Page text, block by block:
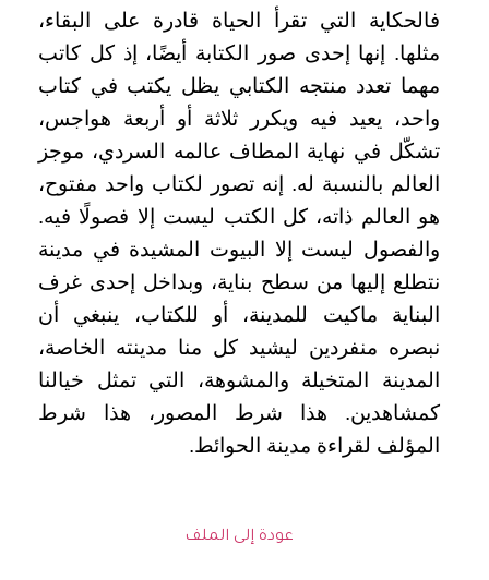
فالحكاية التي تقرأ الحياة قادرة على البقاء،
مثلها. إنها إحدى صور الكتابة أيضًا، إذ كل كاتب
مهما تعدد منتجه الكتابي يظل يكتب في كتاب
واحد، يعيد فيه ويكرر ثلاثة أو أربعة هواجس،
تشكّل في نهاية المطاف عالمه السردي، موجز
العالم بالنسبة له. إنه تصور لكتاب واحد مفتوح،
هو العالم ذاته، كل الكتب ليست إلا فصولًا فيه.
والفصول ليست إلا البيوت المشيدة في مدينة
نتطلع إليها من سطح بناية، وبداخل إحدى غرف
البناية ماكيت للمدينة، أو للكتاب، ينبغي أن
نبصره منفردين ليشيد كل منا مدينته الخاصة،
المدينة المتخيلة والمشوهة، التي تمثل خيالنا
كمشاهدين. هذا شرط المصور، هذا شرط
المؤلف لقراءة مدينة الحوائط.
عودة إلى الملف